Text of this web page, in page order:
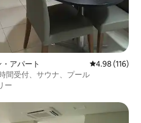
アパート レビュー116
4.98 (116)
間受付、サウナ、プール
ー